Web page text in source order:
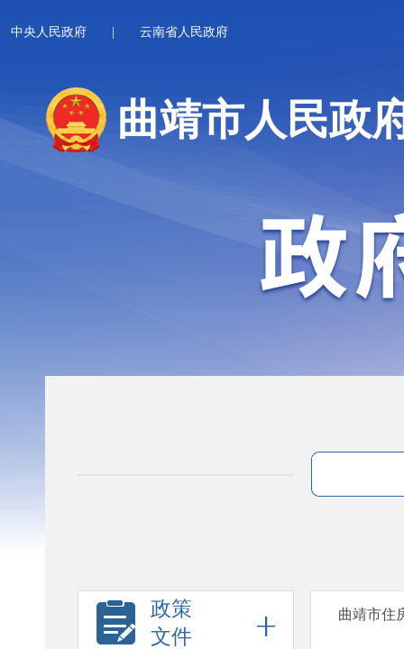
中央人民政府 云南省人民政府
曲靖市人民政
政策
文件
曲靖市住